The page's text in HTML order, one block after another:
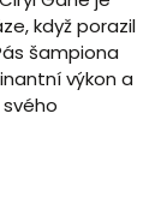
když porazil
šampiona
výkon a